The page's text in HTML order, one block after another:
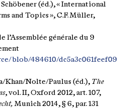
(éd.), « International
and Topics », C.F. Müller,
générale du 9
blob/484610/
Khan/Nolte/Paulus (éd.), The
, vol. II, Oxford 2012, art. 107,
Munich 2014, § 6, par. 131